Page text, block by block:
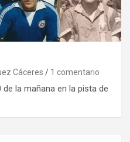
Cáceres 1 comentario
la mañana en la pista de